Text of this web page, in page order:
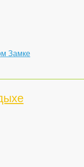
Замке